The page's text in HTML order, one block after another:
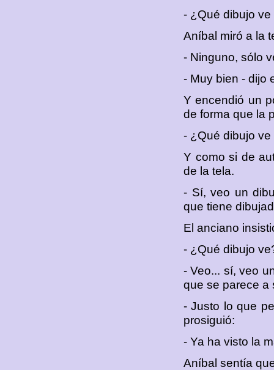
- ¿Qué dibujo ve
Aníbal miró a la
- Ninguno, sólo
- Muy bien - dijo
Y encendió un
de forma que la
- ¿Qué dibujo
Y como si de
de la tela.
- Sí, veo un
que tiene
El anciano
- ¿Qué dibujo
- Veo... sí, veo
que se parece a
- Justo lo que
prosiguió:
- Ya ha visto la
Aníbal sentía